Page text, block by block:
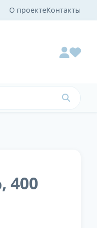
О проектеКонтакты
400